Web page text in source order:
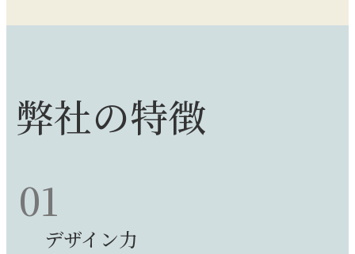
弊社の特徴
01
デザイン力